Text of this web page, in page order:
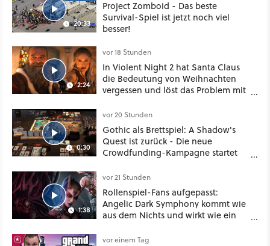
20:33
Project Zomboid - Das beste
Survival-Spiel ist jetzt noch viel
besser!
2:24
vor 18 Stunden
In Violent Night 2 hat Santa Claus
die Bedeutung von Weihnachten
vergessen und löst das Problem mit
0:30
vor 20 Stunden
Gothic als Brettspiel: A Shadow's
Quest ist zurück - Die neue
Crowdfunding-Kampagne startet
1:38
vor 21 Stunden
Rollenspiel-Fans aufgepasst:
Angelic Dark Symphony kommt wie
aus dem Nichts und wirkt wie ein
Mass Effect
vor einem Tag